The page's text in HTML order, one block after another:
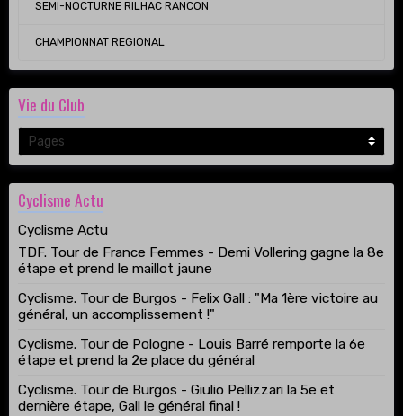
SEMI-NOCTURNE RILHAC RANCON
CHAMPIONNAT REGIONAL
Vie du Club
Cyclisme Actu
Cyclisme Actu
TDF. Tour de France Femmes - Demi Vollering gagne la 8e
étape et prend le maillot jaune
Cyclisme. Tour de Burgos - Felix Gall : "Ma 1ère victoire au
général, un accomplissement !"
Cyclisme. Tour de Pologne - Louis Barré remporte la 6e
étape et prend la 2e place du général
Cyclisme. Tour de Burgos - Giulio Pellizzari la 5e et
dernière étape, Gall le général final !